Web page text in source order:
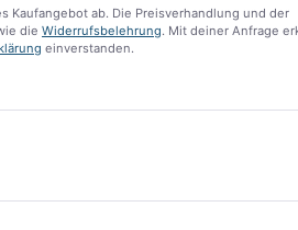
Kaufangebot ab. Die Preisverhandlung und der
die Widerrufsbelehrung. Mit deiner Anfrage
einverstanden.